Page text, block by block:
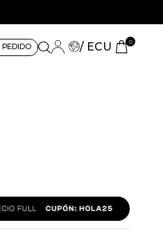
PEDIDO / ECU 0